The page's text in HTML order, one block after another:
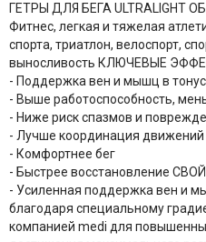
ГЕТРЫ ДЛЯ БЕГА ULTRALIGHT
Фитнес, легкая и тяжелая
спорта, триатлон, велоспорт,
выносливость КЛЮЧЕВЫЕ
- Поддержка вен и мышц в
- Выше работоспособность,
- Ниже риск спазмов и
- Лучше координация движений
- Комфортнее бег
- Быстрее восстановление
- Усиленная поддержка вен и
благодаря специальному
компанией medi для